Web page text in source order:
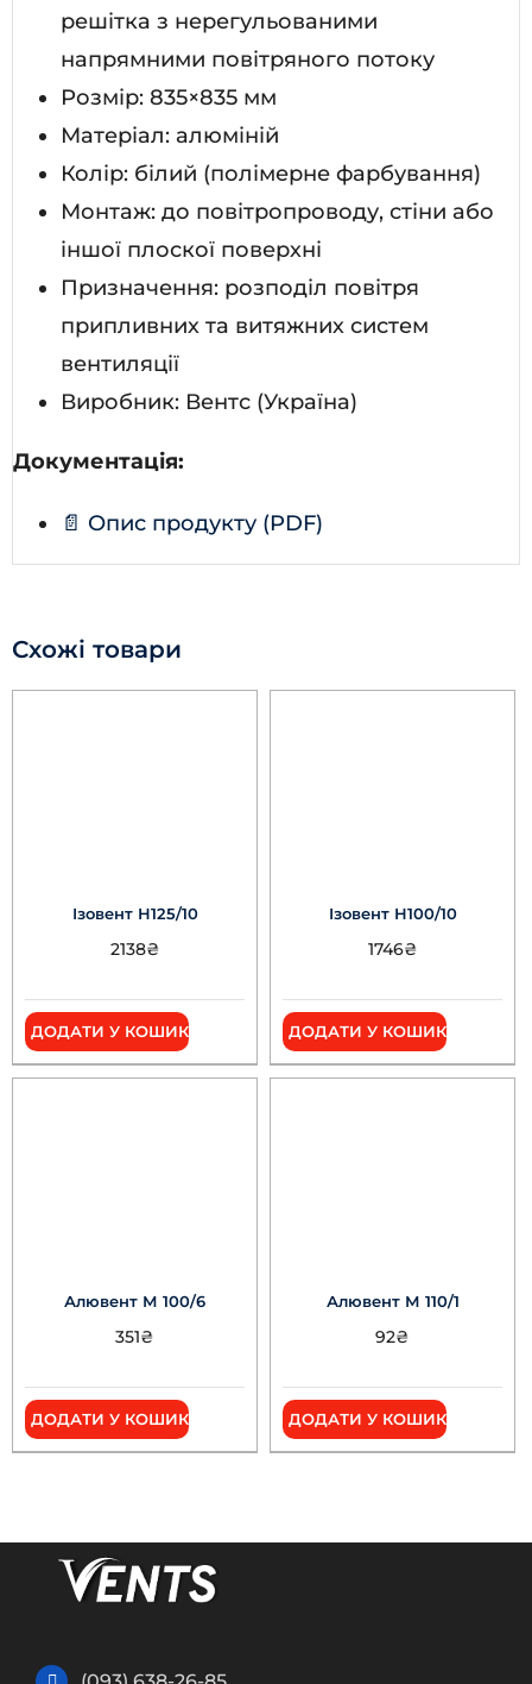
решітка з нерегульованими
напрямними повітряного потоку
Розмір: 835×835 мм
Матеріал: алюміній
Колір: білий (полімерне фарбування)
Монтаж: до повітропроводу, стіни або
іншої плоскої поверхні
Призначення: розподіл повітря
припливних та витяжних систем
вентиляції
Виробник: Вентс (Україна)
Документація:
📄 Опис продукту (PDF)
Схожі товари
Ізовент Н125/10
2138₴
ДОДАТИ У КОШИК
Ізовент Н100/10
1746₴
ДОДАТИ У КОШИК
Алювент М 100/6
351₴
ДОДАТИ У КОШИК
Алювент М 110/1
92₴
ДОДАТИ У КОШИК